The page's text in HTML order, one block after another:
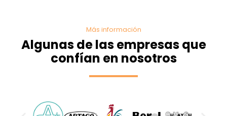
Más información
Algunas de las empresas que
confían en nosotros